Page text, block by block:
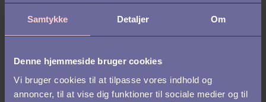
Samtykke Detaljer Om
Denne hjemmeside bruger cookies
Vi bruger cookies til at tilpasse vores indhold og
annoncer, til at vise dig funktioner til sociale medier og til
medarbejderhenvisninger og rekruttering fungerer!